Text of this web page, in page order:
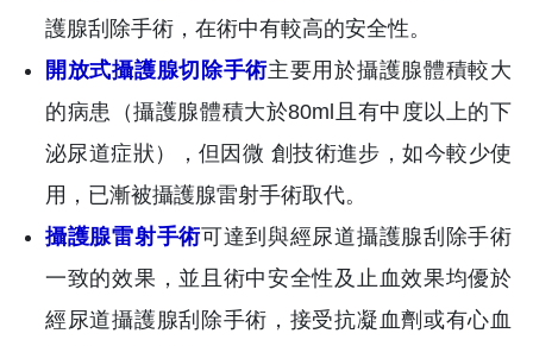
護腺刮除手術，在術中有較高的安全性。
開放式攝護腺切除手術主要用於攝護腺體積較大
的病患（攝護腺體積大於80ml且有中度以上的下
泌尿道症狀），但因微 創技術進步，如今較少使
用，已漸被攝護腺雷射手術取代。
攝護腺雷射手術可達到與經尿道攝護腺刮除手術
一致的效果，並且術中安全性及止血效果均優於
經尿道攝護腺刮除手術，接受抗凝血劑或有心血